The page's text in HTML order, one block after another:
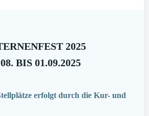
2025
BIS 01.09.2025
erfolgt durch die Kur- und